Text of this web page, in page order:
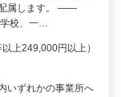
配属します。 ――
校、一…
上249,000円以上）
いずれかの事業所へ